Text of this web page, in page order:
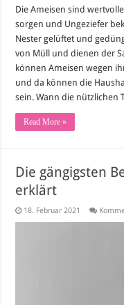
Die Ameisen sind
sorgen und Ungeziefer
Nester gelüftet und
von Müll und dienen der
können Ameisen wegen
und da können die
sein. Wann die nützlichen
Read More »
Die gängigsten
erklärt
18. Februar 2021